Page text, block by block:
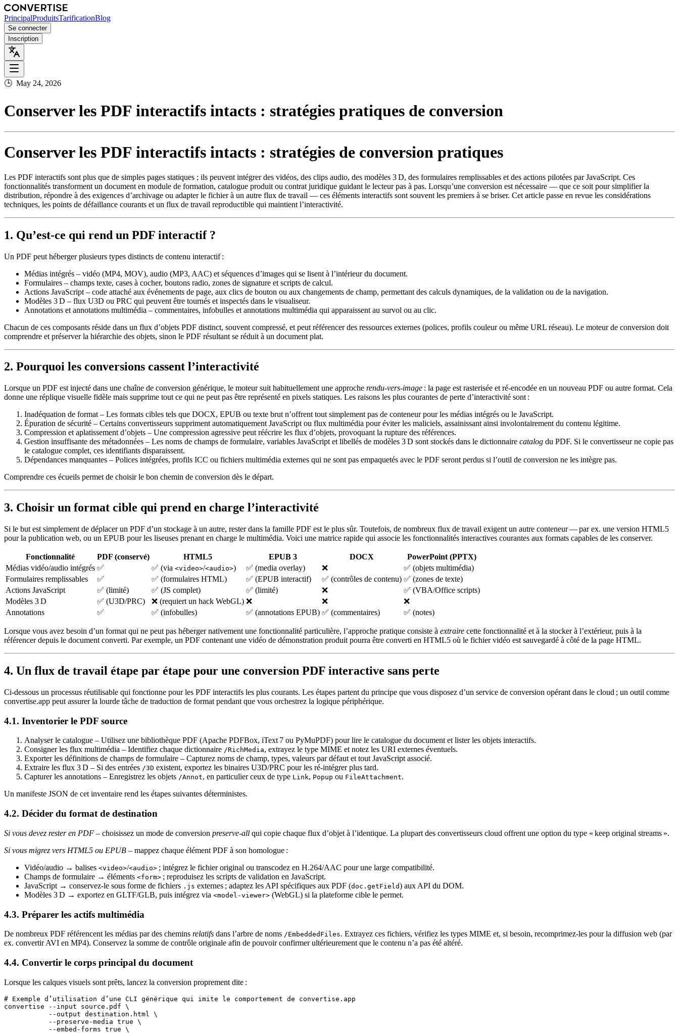
PrincipalProduitsTarificationBlog
Se connecter
Inscription
🕒 May 24, 2026
Conserver les PDF interactifs intacts : stratégies pratiques de conversion
Conserver les PDF interactifs intacts : stratégies de conversion pratiques
Les PDF interactifs sont plus que de simples pages statiques ; ils peuvent intégrer des vidéos, des clips audio, des modèles 3 D, des formulaires remplissables et des actions pilotées par JavaScript. Ces
fonctionnalités transforment un document en module de formation, catalogue produit ou contrat juridique guidant le lecteur pas à pas. Lorsqu’une conversion est nécessaire — que ce soit pour simplifier la
distribution, répondre à des exigences d’archivage ou adapter le fichier à un autre flux de travail — ces éléments interactifs sont souvent les premiers à se briser. Cet article passe en revue les considérations
techniques, les points de défaillance courants et un flux de travail reproductible qui maintient l’interactivité.
1. Qu’est‑ce qui rend un PDF interactif ?
Un PDF peut héberger plusieurs types distincts de contenu interactif :
Médias intégrés – vidéo (MP4, MOV), audio (MP3, AAC) et séquences d’images qui se lisent à l’intérieur du document.
Formulaires – champs texte, cases à cocher, boutons radio, zones de signature et scripts de calcul.
Actions JavaScript – code attaché aux événements de page, aux clics de bouton ou aux changements de champ, permettant des calculs dynamiques, de la validation ou de la navigation.
Modèles 3 D – flux U3D ou PRC qui peuvent être tournés et inspectés dans le visualiseur.
Annotations et annotations multimédia – commentaires, infobulles et annotations multimédia qui apparaissent au survol ou au clic.
Chacun de ces composants réside dans un flux d’objets PDF distinct, souvent compressé, et peut référencer des ressources externes (polices, profils couleur ou même URL réseau). Le moteur de conversion doit
comprendre et préserver la hiérarchie des objets, sinon le PDF résultant se réduit à un document plat.
2. Pourquoi les conversions cassent l’interactivité
Lorsque un PDF est injecté dans une chaîne de conversion générique, le moteur suit habituellement une approche rendu‑vers‑image : la page est rasterisée et ré‑encodée en un nouveau PDF ou autre format. Cela
donne une réplique visuelle fidèle mais supprime tout ce qui ne peut pas être représenté en pixels statiques. Les raisons les plus courantes de perte d’interactivité sont :
Inadéquation de format – Les formats cibles tels que DOCX, EPUB ou texte brut n’offrent tout simplement pas de conteneur pour les médias intégrés ou le JavaScript.
Épuration de sécurité – Certains convertisseurs suppriment automatiquement JavaScript ou flux multimédia pour éviter les maliciels, assainissant ainsi involontairement du contenu légitime.
Compression et aplatissement d’objets – Une compression agressive peut réécrire les flux d’objets, provoquant la rupture des références.
Gestion insuffisante des métadonnées – Les noms de champs de formulaire, variables JavaScript et libellés de modèles 3 D sont stockés dans le dictionnaire catalog du PDF. Si le convertisseur ne copie pas
le catalogue complet, ces identifiants disparaissent.
Dépendances manquantes – Polices intégrées, profils ICC ou fichiers multimédia externes qui ne sont pas empaquetés avec le PDF seront perdus si l’outil de conversion ne les intègre pas.
Comprendre ces écueils permet de choisir le bon chemin de conversion dès le départ.
3. Choisir un format cible qui prend en charge l’interactivité
Si le but est simplement de déplacer un PDF d’un stockage à un autre, rester dans la famille PDF est le plus sûr. Toutefois, de nombreux flux de travail exigent un autre conteneur — par ex. une version HTML5
pour la publication web, ou un EPUB pour les liseuses prenant en charge le multimédia. Voici une matrice rapide qui associe les fonctionnalités interactives courantes aux formats capables de les conserver.
Fonctionnalité PDF (conservé) HTML5 EPUB 3 DOCX
PowerPoint (PPTX)
Médias vidéo/audio intégrés ✅ ✅ (via <video>/<audio>) ✅ (media overlay) ❌
✅ (objets multimédia)
Formulaires remplissables
✅ ✅ (formulaires HTML) ✅ (EPUB interactif) ✅ (contrôles de contenu) ✅ (zones de texte)
Actions JavaScript
✅ (limité) ✅ (JS complet) ✅ (limité) ❌
✅ (VBA/Office scripts)
Modèles 3 D
✅ (U3D/PRC) ❌ (requiert un hack WebGL) ❌ ❌
❌
Annotations
✅ ✅ (infobulles) ✅ (annotations EPUB) ✅ (commentaires) ✅ (notes)
Lorsque vous avez besoin d’un format qui ne peut pas héberger nativement une fonctionnalité particulière, l’approche pratique consiste à extraire cette fonctionnalité et à la stocker à l’extérieur, puis à la
référencer depuis le document converti. Par exemple, un PDF contenant une vidéo de démonstration produit pourra être converti en HTML5 où le fichier vidéo est sauvegardé à côté de la page HTML.
4. Un flux de travail étape par étape pour une conversion PDF interactive sans perte
Ci‑dessous un processus réutilisable qui fonctionne pour les PDF interactifs les plus courants. Les étapes partent du principe que vous disposez d’un service de conversion opérant dans le cloud ; un outil comme
convertise.app peut assurer la lourde tâche de traduction de format pendant que vous orchestrez la logique périphérique.
4.1. Inventorier le PDF source
Analyser le catalogue – Utilisez une bibliothèque PDF (Apache PDFBox, iText 7 ou PyMuPDF) pour lire le catalogue du document et lister les objets interactifs.
Consigner les flux multimédia – Identifiez chaque dictionnaire /RichMedia, extrayez le type MIME et notez les URI externes éventuels.
Exporter les définitions de champs de formulaire – Capturez noms de champ, types, valeurs par défaut et tout JavaScript associé.
Extraire les flux 3 D – Si des entrées /3D existent, exportez les binaires U3D/PRC pour les ré‑intégrer plus tard.
Capturer les annotations – Enregistrez les objets /Annot, en particulier ceux de type Link, Popup ou FileAttachment.
Un manifeste JSON de cet inventaire rend les étapes suivantes déterministes.
4.2. Décider du format de destination
Si vous devez rester en PDF – choisissez un mode de conversion preserve‑all qui copie chaque flux d’objet à l’identique. La plupart des convertisseurs cloud offrent une option du type « keep original streams ».
Si vous migrez vers HTML5 ou EPUB – mappez chaque élément PDF à son homologue :
Vidéo/audio → balises <video>/<audio> ; intégrez le fichier original ou transcodez en H.264/AAC pour une large compatibilité.
Champs de formulaire → éléments <form> ; reproduisez les scripts de validation en JavaScript.
JavaScript → conservez-le sous forme de fichiers .js externes ; adaptez les API spécifiques aux PDF (doc.getField) aux API du DOM.
Modèles 3 D → exportez en GLTF/GLB, puis intégrez via <model-viewer> (WebGL) si la plateforme cible le permet.
4.3. Préparer les actifs multimédia
De nombreux PDF référencent les médias par des chemins relatifs dans l’arbre de noms /EmbeddedFiles. Extrayez ces fichiers, vérifiez les types MIME et, si besoin, recomprimez‑les pour la diffusion web (par
ex. convertir AVI en MP4). Conservez la somme de contrôle originale afin de pouvoir confirmer ultérieurement que le contenu n’a pas été altéré.
4.4. Convertir le corps principal du document
Lorsque les calques visuels sont prêts, lancez la conversion proprement dite :
# Exemple d’utilisation d’une CLI générique qui imite le comportement de convertise.app
convertise --input source.pdf \
           --output destination.html \
           --preserve-media true \
           --embed-forms true \